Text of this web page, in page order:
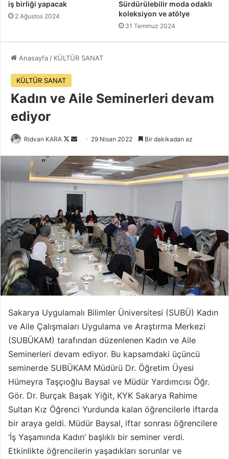
iş birliği yapacak
2 Ağustos 2024
Sürdürülebilir moda odaklı
koleksiyon ve atölye
31 Temmuz 2024
Anasayfa/ KÜLTÜR SANAT
KÜLTÜR SANAT
Kadın ve Aile Seminerleri devam
ediyor
Ridvan KARA
Follow
X
Bir
posta
göndermek
29 Nisan 2022 Bir dakikadan az
Sakarya Uygulamalı Bilimler Üniversitesi (SUBÜ) Kadın
ve Aile Çalışmaları Uygulama ve Araştırma Merkezi
(SUBÜKAM) tarafından düzenlenen Kadın ve Aile
Seminerleri devam ediyor. Bu kapsamdaki üçüncü
seminerde SUBÜKAM Müdürü Dr. Öğretim Üyesi
Hümeyra Taşçıoğlu Baysal ve Müdür Yardımcısı Öğr.
Gör. Dr. Burçak Başak Yiğit, KYK Sakarya Rahime
Sultan Kız Öğrenci Yurdunda kalan öğrencilerle iftarda
bir araya geldi. Müdür Baysal, iftar sonrası öğrencilere
‘İş Yaşamında Kadın’ başlıklı bir seminer verdi.
Etkinlikte öğrencilerin yaşadıkları sorunlar ve